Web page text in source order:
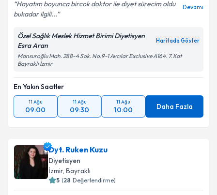
Hayatım boyunca bircok doktor ile diyet sürecim oldu
bukadar ilgili...
Devamı
Özel Sağlık Meslek Hizmet Birimi Diyetisyen
Esra Aran
Haritada Göster
Mansuroğlu Mah. 288-4 Sok. No:9-1 Avcılar Exclusive A164. 7. Kat
Bayraklı İzmir
En Yakın Saatler
11 Ağu
09:00
11 Ağu
09:30
11 Ağu
10:00 Daha Fazla
Dyt. Ruken Kuzu
Diyetisyen
İzmir, Bayraklı
5 (28 Değerlendirme)